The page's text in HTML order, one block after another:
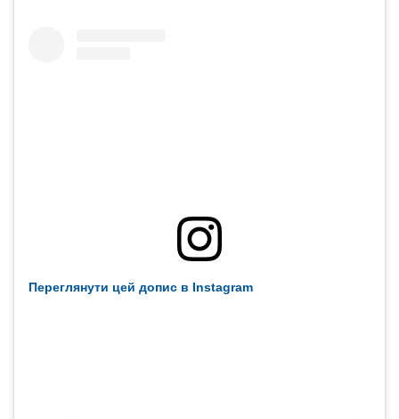
Переглянути цей допис в Instagram